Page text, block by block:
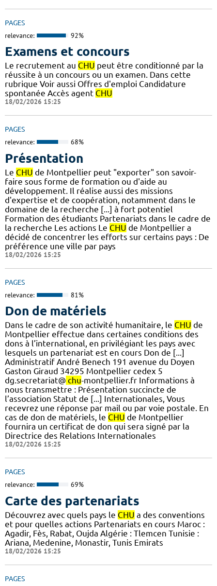
PAGES
relevance: 92%
Examens et concours
Le recrutement au CHU peut être conditionné par la
réussite à un concours ou un examen. Dans cette
rubrique Voir aussi Offres d'emploi Candidature
spontanée Accès agent CHU
18/02/2026 15:25
PAGES
relevance: 68%
Présentation
Le CHU de Montpellier peut "exporter" son savoir-
faire sous forme de formation ou d'aide au
développement. Il réalise aussi des missions
d'expertise et de coopération, notamment dans le
domaine de la recherche [...] à fort potentiel
Formation des étudiants Partenariats dans le cadre de
la recherche Les actions Le CHU de Montpellier a
décidé de concentrer les efforts sur certains pays : De
préférence une ville par pays
18/02/2026 15:25
PAGES
relevance: 81%
Don de matériels
Dans le cadre de son activité humanitaire, le CHU de
Montpellier effectue dans certaines conditions des
dons à l’international, en privilégiant les pays avec
lesquels un partenariat est en cours Don de [...]
Administratif André Benech 191 avenue du Doyen
Gaston Giraud 34295 Montpellier cedex 5
dg.secretariat@ chu-montpellier.fr Informations à
nous transmettre : Présentation succincte de
l’association Statut de [...] Internationales, Vous
recevrez une réponse par mail ou par voie postale. En
cas de don de matériels, le CHU de Montpellier
fournira un certificat de don qui sera signé par la
Directrice des Relations Internationales
18/02/2026 15:25
PAGES
relevance: 69%
Carte des partenariats
Découvrez avec quels pays le CHU a des conventions
et pour quelles actions Partenariats en cours Maroc :
Agadir, Fès, Rabat, Oujda Algérie : Tlemcen Tunisie :
Ariana, Medenine, Monastir, Tunis Emirats
18/02/2026 15:25
PAGES